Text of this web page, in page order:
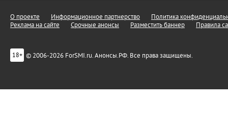
О проекте Информационное партнерство
Политика
Реклама на сайте
Срочные анонсы Разместить баннер Правила
18+ © 2006-2026 ForSMI.ru. Анонсы.РФ. Все права защищены.